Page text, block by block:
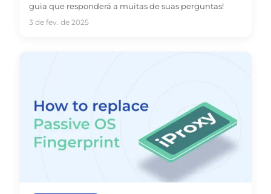
guia que responderá a muitas de suas perguntas!
3 de fev. de 2025